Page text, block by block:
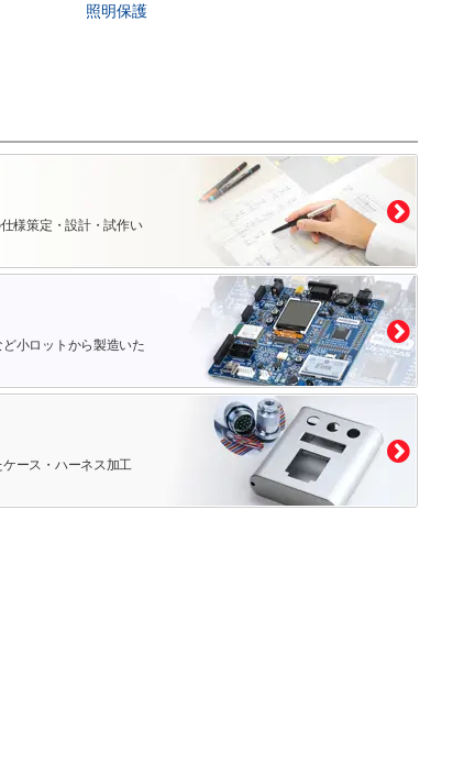
照明保護
様策定・設計・試作い
小ロットから製造いた
ース・ハーネス加工